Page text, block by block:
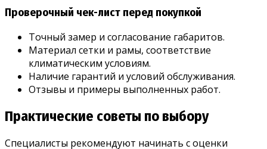
Проверочный чек-лист перед покупкой
Точный замер и согласование габаритов.
Материал сетки и рамы, соответствие
климатическим условиям.
Наличие гарантий и условий обслуживания.
Отзывы и примеры выполненных работ.
Практические советы по выбору
Специалисты рекомендуют начинать с оценки